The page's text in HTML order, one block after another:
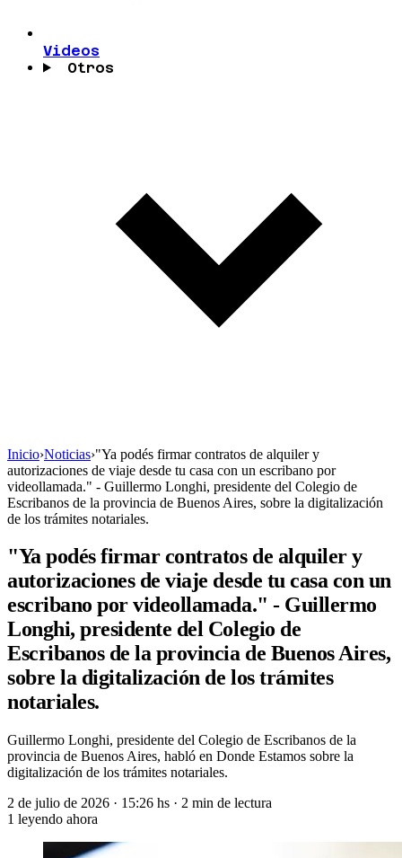
Videos
Otros
Inicio›Noticias›"Ya podés firmar contratos de alquiler y
autorizaciones de viaje desde tu casa con un escribano por
videollamada." - Guillermo Longhi, presidente del Colegio de
Escribanos de la provincia de Buenos Aires, sobre la digitalización
de los trámites notariales.
"Ya podés firmar contratos de alquiler y
autorizaciones de viaje desde tu casa con un
escribano por videollamada." - Guillermo
Longhi, presidente del Colegio de
Escribanos de la provincia de Buenos Aires,
sobre la digitalización de los trámites
notariales.
Guillermo Longhi, presidente del Colegio de Escribanos de la
provincia de Buenos Aires, habló en Donde Estamos sobre la
digitalización de los trámites notariales.
2 de julio de 2026 · 15:26 hs · 2 min de lectura
1 leyendo ahora